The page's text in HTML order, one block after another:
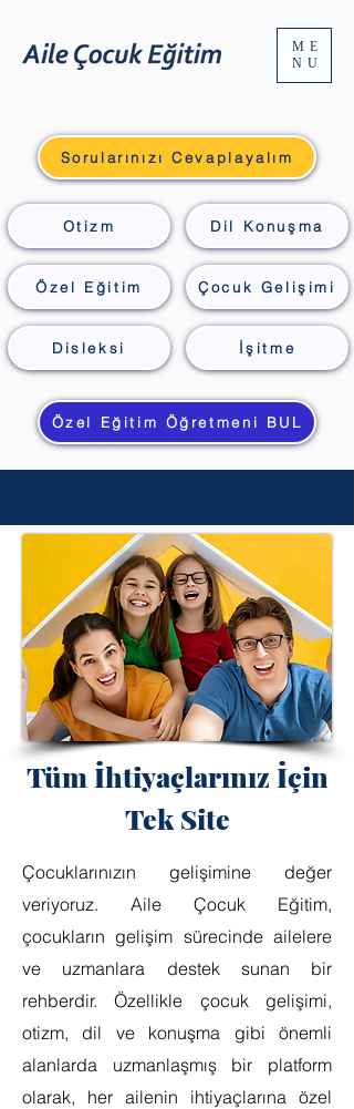
ME
NU
Özel Eğitim Öğretmeni BUL
Sorularınızı Cevaplayalım
Dil Konuşma
Özel Eğitim
Disleksi İşitme
Çocuk Gelişimi
Otizm
Tüm İhtiyaçlarınız İçin
Tek Site
Çocuklarınızın gelişimine değer
veriyoruz. Aile Çocuk Eğitim,
çocukların gelişim sürecinde ailelere
ve uzmanlara destek sunan bir
rehberdir. Özellikle çocuk gelişimi,
otizm, dil ve konuşma gibi önemli
alanlarda uzmanlaşmış bir platform
olarak, her ailenin ihtiyaçlarına özel